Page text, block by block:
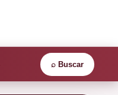
⌕ Buscar